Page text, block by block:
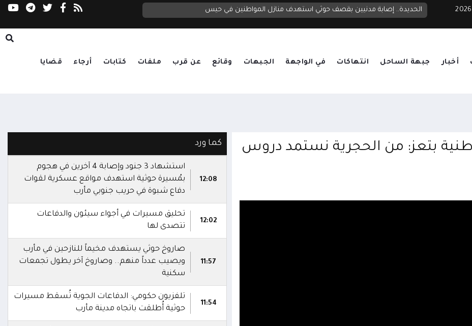
الجمعة، 07 أغسطس 2026
الحديدة.. إصابة مدنيين بقصف حوثي استهدف منازل المواطنين في حيس
أخبار جبهة الساحل انتهاكات في الواجهة الجبهات وقائع عن قرب ملفات كتابات أرجاء قضايا
بتعز: من الحجرية نستمد دروس
كما ورد
12:08
استشهاد 3 جنود وإصابة 4 آخرين في هجوم
بمُسيرة حوثية استهدف مواقع عسكرية لقوات
دفاع شبوة في حريب جنوبي مأرب
12:02
تحليق مسيرات في أجواء سيئون والدفاعات
تتصدى لها
11:57
صاروخ حوثي يستهدف مخيماً للنازحين في مأرب
ويصيب عدداً منهم.. وصاروخ آخر يطول تجمعات
سكنية
11:54
تلفزيون حكومي: الدفاعات الجوية تُسقط مسيرات
حوثية أُطلقت باتجاه مدينة مأرب